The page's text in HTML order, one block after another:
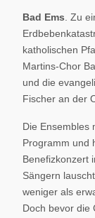
Bad Ems. Zu
katholischen
Martins-Chor
und die
Fischer an der
Die Ensembles
Programm und
Benefizkonzert
Sängern
weniger als
Doch bevor die